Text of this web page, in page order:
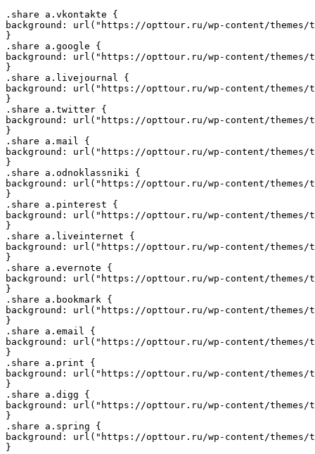
.share a.vkontakte {
background: url("https://opttour.ru/wp-content/
}
.share a.google {
background: url("https://opttour.ru/wp-content/
}
.share a.livejournal {
background: url("https://opttour.ru/wp-content/
}
.share a.twitter {
background: url("https://opttour.ru/wp-content/
}
.share a.mail {
background: url("https://opttour.ru/wp-content/
}
.share a.odnoklassniki {
background: url("https://opttour.ru/wp-content/
}
.share a.pinterest {
background: url("https://opttour.ru/wp-content/
}
.share a.liveinternet {
background: url("https://opttour.ru/wp-content/
}
.share a.evernote {
background: url("https://opttour.ru/wp-content/
}
.share a.bookmark {
background: url("https://opttour.ru/wp-content/
}
.share a.email {
background: url("https://opttour.ru/wp-content/
}
.share a.print {
background: url("https://opttour.ru/wp-content/
}
.share a.digg {
background: url("https://opttour.ru/wp-content/
}
.share a.spring {
background: url("https://opttour.ru/wp-content/
}